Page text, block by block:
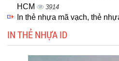
HCM
3914
In thẻ nhựa mã vạch, thẻ
IN THẺ NHỰA ID